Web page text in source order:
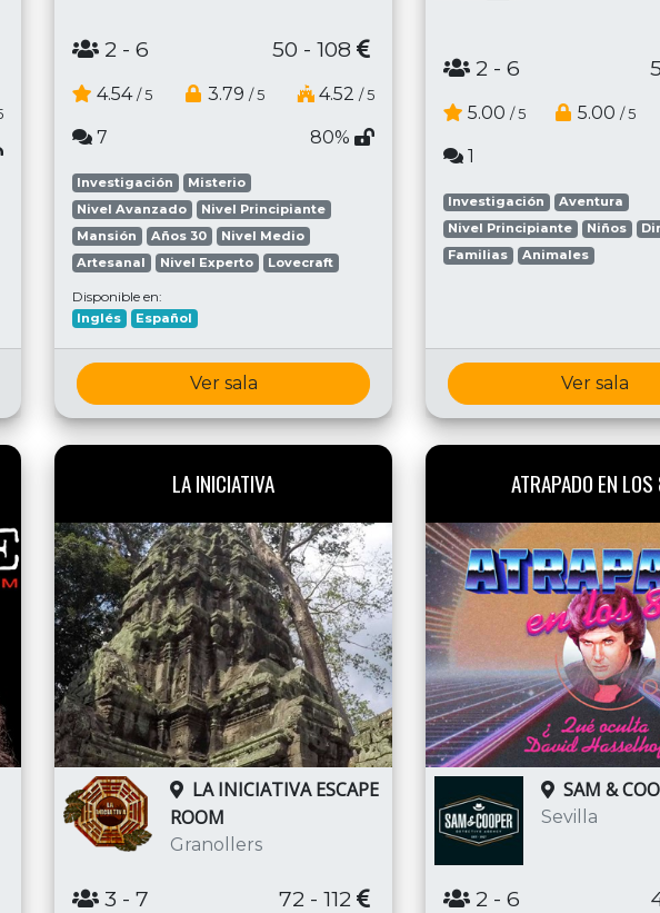
2 - 6 50 - 108
4.54 / 5 3.79 / 5 4.52 / 5
7 80%
Investigación
Misterio
Nivel Avanzado
Nivel Principiante
Mansión
Años 30
Nivel Medio
Artesanal
Nivel Experto Lovecraft
Disponible en:
Inglés Español
Ver sala
2 - 6
5.00 / 5 5.00 / 5
1
Investigación
Aventura
Nivel Principiante
Niños
Familias
Animales
Ver sala
LA INICIATIVA
LA INICIATIVA ESCAPE
ROOM
Granollers
3 - 7 72 - 112
ATRAPADO EN
SAM &
Sevilla
2 - 6